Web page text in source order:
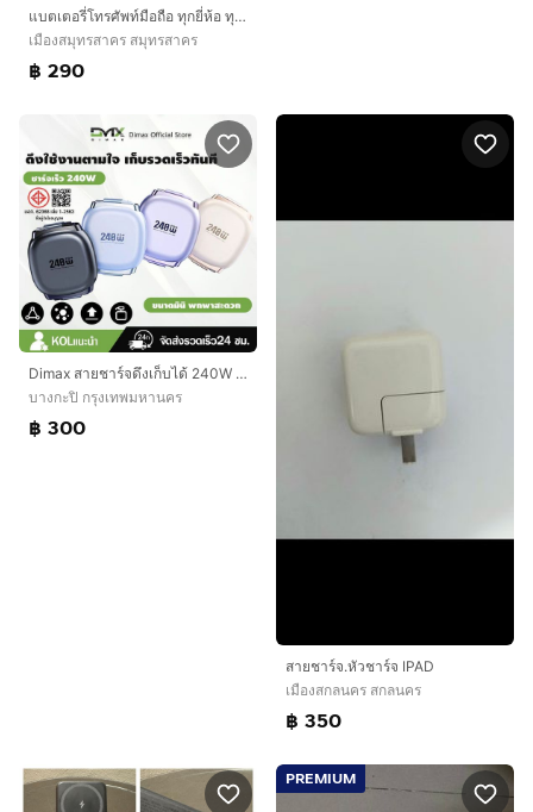
แบตเตอรี่โทรศัพท์มือถือ ทุกยี่ห้อ ทุกรุ่น ทั้ง Samsung iPhone Huawei OPPO Vivo และรุ่นอื่นๆ
เมืองสมุทรสาคร สมุทรสาคร
฿ 290
Dimax สายชาร์จดึงเก็บได้ 240W PD สายชาร์จเร็ว Retractable Charging Cable ขนาดพกพามินิ ได้มาตรฐาน มอก. แท้ 100%
บางกะปิ กรุงเทพมหานคร
฿ 300
สายชาร์จ.หัวชาร์จ​ IPAD
เมืองสกลนคร สกลนคร
฿ 350
PREMIUM